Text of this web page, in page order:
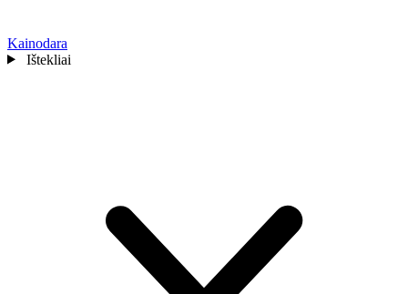
Kainodara
Ištekliai